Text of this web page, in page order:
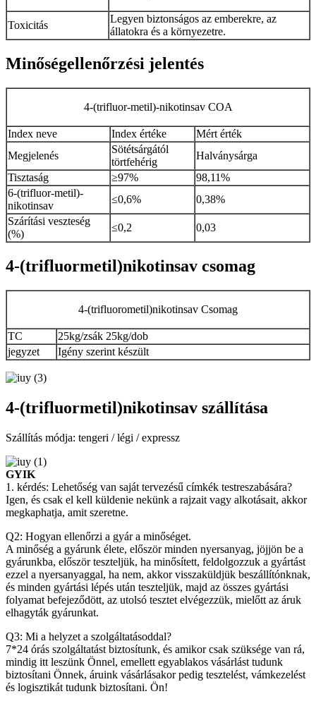
Toxicitás
Legyen biztonságos az emberekre, az
állatokra és a környezetre.
Minőségellenőrzési jelentés
4-(trifluor-metil)-nikotinsav COA
Index neve Index értéke
Mért érték
Megjelenés
Sötétsárgától
törtfehérig
Halványsárga
Tisztaság
≥97%
98,11%
6-(trifluor-metil)-
nikotinsav
≤0,6%
0,38%
Szárítási veszteség
(%)
≤0,2 0,03
4-(trifluormetil)nikotinsav csomag
4-(trifluorometil)nikotinsav Csomag
TC
25kg/zsák 25kg/dob
jegyzet
Igény szerint készült
4-(trifluormetil)nikotinsav szállítása
Szállítás módja: tengeri / légi / expressz
GYIK
1. kérdés: Lehetőség van saját tervezésű címkék testreszabására?
Igen, és csak el kell küldenie nekünk a rajzait vagy alkotásait, akkor
megkaphatja, amit szeretne.
Q2: Hogyan ellenőrzi a gyár a minőséget.
A minőség a gyárunk élete, először minden nyersanyag, jöjjön be a
gyárunkba, először teszteljük, ha minősített, feldolgozzuk a gyártást
ezzel a nyersanyaggal, ha nem, akkor visszaküldjük beszállítónknak,
és minden gyártási lépés után teszteljük, majd az összes gyártási
folyamat befejeződött, az utolsó tesztet elvégezzük, mielőtt az áruk
elhagyták gyárunkat.
Q3: Mi a helyzet a szolgáltatásoddal?
7*24 órás szolgáltatást biztosítunk, és amikor csak szüksége van rá,
mindig itt leszünk Önnel, emellett egyablakos vásárlást tudunk
biztosítani Önnek, áruink vásárlásakor pedig tesztelést, vámkezelést
és logisztikát tudunk biztosítani. Ön!